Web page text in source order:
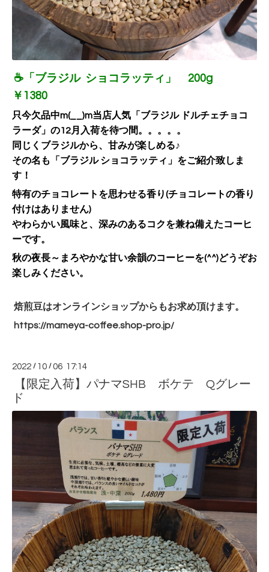
☕「ブラジル ショコラッティ」 200g
￥1380
只今欠品中m(__)m当店人気「ブラジル ドルチェチョコ
ラーダ」の12月入荷を待つ間。。。。。
同じくブラジルから、甘みが楽しめる♪
その名も「ブラジル ショコラッティ」をご紹介致しま
す！
特有のチョコレートを思わせる香り(チョコレートの香り
付けはありません)
やわらかい風味と、深みのあるコクを兼ね備えたコーヒ
ーです。
秋の夜長～まろやかな甘い余韻のコーヒーを(^^)どうぞお
楽しみください。
焙煎豆はオンラインショップからもお求め頂けます。
https://mameya-coffee.shop-pro.jp/
2022 / 10 /06 17:14
【限定入荷】パナマSHB ボケテ Qグレー
ド